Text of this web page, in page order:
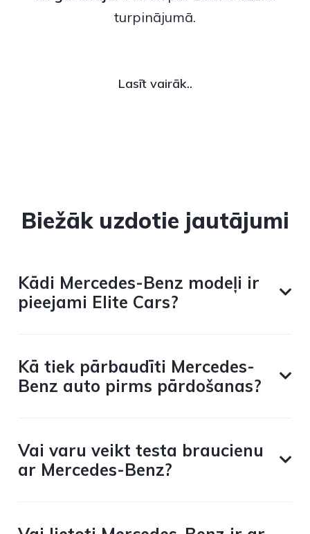
turpinājumā.
Lasīt vairāk..
Biežāk uzdotie jautājumi
Kādi Mercedes-Benz modeļi ir
pieejami Elite Cars?
Kā tiek pārbaudīti Mercedes-
Benz auto pirms pārdošanas?
Vai varu veikt testa braucienu
ar Mercedes-Benz?